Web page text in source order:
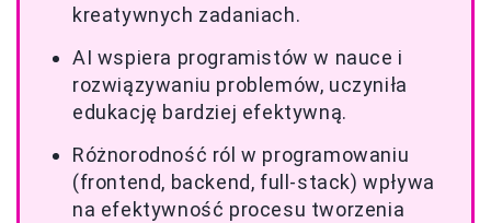
kreatywnych zadaniach.
AI wspiera programistów w nauce i
rozwiązywaniu problemów, uczyniła
edukację bardziej efektywną.
Różnorodność ról w programowaniu
(frontend, backend, full-stack) wpływa
na efektywność procesu tworzenia